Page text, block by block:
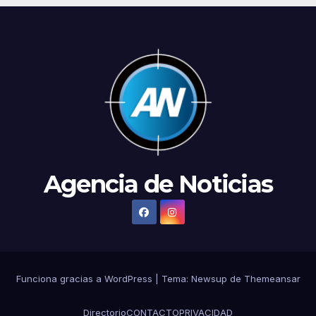
Agencia de Noticias
Funciona gracias a WordPress Tema: Newsup de Themeansar
DirectorioCONTACTOPRIVACIDAD